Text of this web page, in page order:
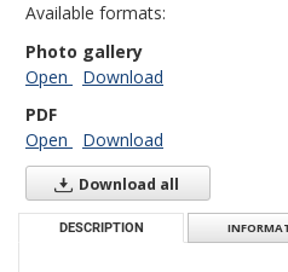
Available formats:
Photo gallery
Open
Download
PDF
Open
Download
Download all
DESCRIPTION